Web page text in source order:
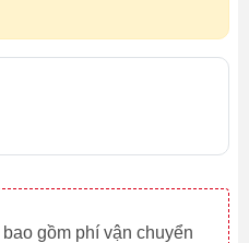
gồm phí vận chuyển